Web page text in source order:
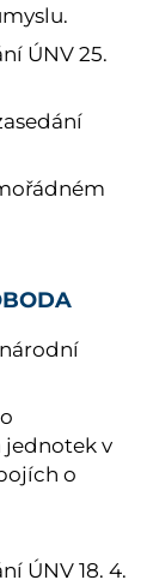
ÚNV 25.
jednotek v
o
ÚNV 18. 4.